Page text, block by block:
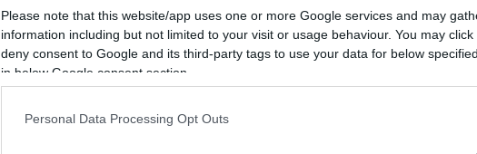
Please note that this website/app uses one or more Google services and may
information including but not limited to your visit or usage behaviour. You may
deny consent to Google and its third-party tags to use your data for below
in below Google consent section.
Personal Data Processing Opt Outs
Τι είναι η αστική θερμική νησίδα
Κατά τον καθηγητή Φυσικής
Περιβάλλοντος του ΑΠΘ, Δημήτρη
Μελά, η υψηλότερη θερμοκρασία
προκαλεί καταπόνηση, η οποία οδηγεί